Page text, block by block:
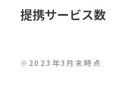
提携サービス数
※2023年3月末時点